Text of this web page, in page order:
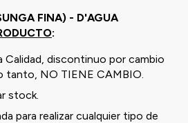
FINA) - D'AGUA
:
Calidad, discontinuo por cambio
tanto, NO TIENE CAMBIO.
stock.
para realizar cualquier tipo de